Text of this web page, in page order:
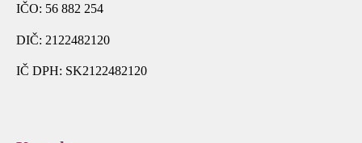
IČO: 56 882 254
DIČ: 2122482120
IČ DPH: SK2122482120